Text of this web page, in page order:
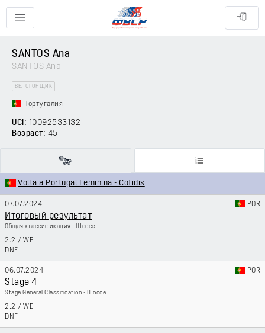
SANTOS Ana
SANTOS Ana
ВЕЛОГОНЩИК
Португалия
UCI: 10092533132
Возраст: 45
Volta a Portugal Feminina - Cofidis
07.07.2024 POR
Итоговый результат
Общая классификация - Шоссе
2.2 / WE
DNF
06.07.2024 POR
Stage 4
Stage General Classification - Шоссе
2.2 / WE
DNF